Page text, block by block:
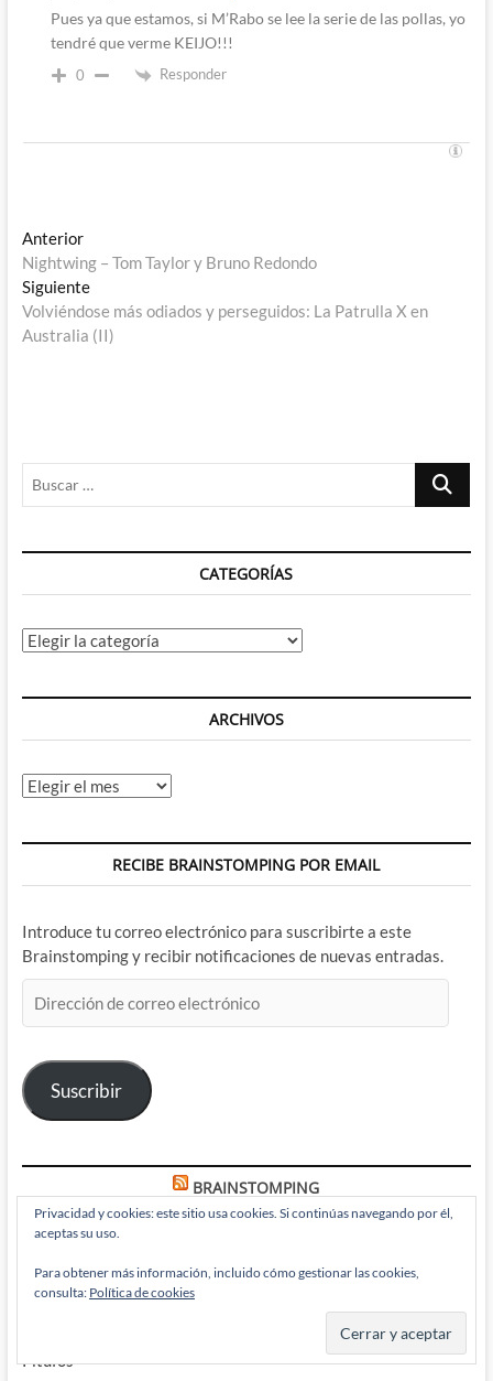
Pues ya que estamos, si M’Rabo se lee la serie de las pollas, yo
tendré que verme KEIJO!!!
0 Responder
Navegación
de
entradas
AnteriorEntrada
anterior:
Nightwing – Tom Taylor y Bruno Redondo
SiguienteEntrada
siguiente:
Volviéndose más odiados y perseguidos: La Patrulla X en
Australia (II)
Buscar
CATEGORÍAS
Categorías
ARCHIVOS
Archivos
RECIBE BRAINSTOMPING POR EMAIL
Introduce tu correo electrónico para suscribirte a este
Brainstomping y recibir notificaciones de nuevas entradas.
de
electrónico
Suscribir
BRAINSTOMPING
Paul Chadwick vuelve a recordarnos lo que nos hace humanos
en Concrete: Stars Over Sand
Pitufo Verde y Verde Pitufo: Secretos que me encontré en Los
Pitufos
Privacidad y cookies: este sitio usa cookies. Si continúas navegando por él,
aceptas su uso.
Para obtener más información, incluido cómo gestionar las cookies,
consulta: Política de cookies